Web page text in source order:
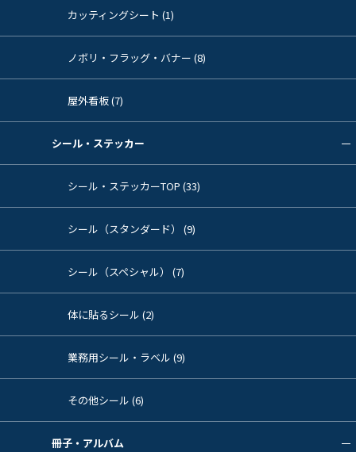
カッティングシート (1)
ノボリ・フラッグ・バナー (8)
屋外看板 (7)
シール・ステッカー
シール・ステッカーTOP (33)
シール（スタンダード） (9)
シール（スペシャル） (7)
体に貼るシール (2)
業務用シール・ラベル (9)
その他シール (6)
冊子・アルバム